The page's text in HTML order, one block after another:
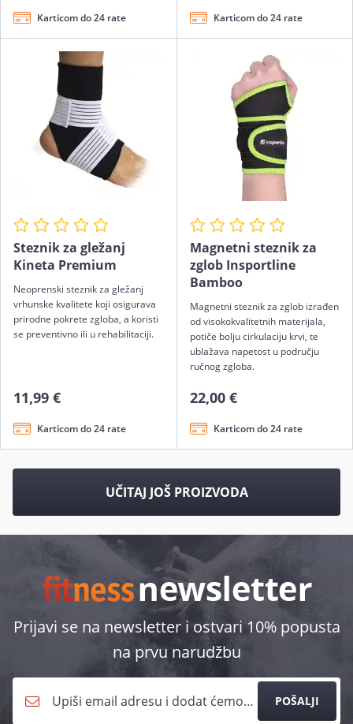
Karticom do 24 rate Karticom do 24 rate
Steznik za gležanj
Kineta Premium
Neoprenski steznik za gležanj
vrhunske kvalitete koji osigurava
prirodne pokrete zgloba, a koristi
se preventivno ili u rehabilitaciji.
11,99 €
Karticom do 24 rate
Magnetni steznik za
zglob Insportline
Bamboo
Magnetni steznik za zglob izrađen
od visokokvalitetnih materijala,
potiče bolju cirkulaciju krvi, te
ublažava napetost u području
ručnog zgloba.
22,00 €
Karticom do 24 rate
UČITAJ JOŠ PROIZVODA
Prijavi se na newsletter i ostvari 10% popusta
na prvu narudžbu
POŠALJI